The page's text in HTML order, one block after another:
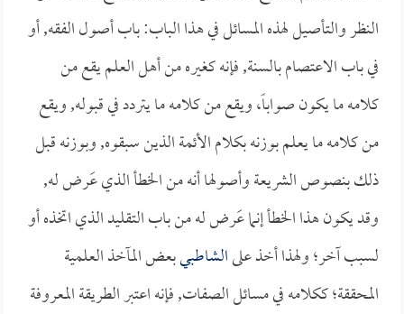
النظر والتأصيل لهذه المسائل في هذا الباب: باب أصول الفقه, أو
في باب الاعتصام بالسنة, فإنه كغيره من أهل العلم يقع من
كلامه ما يكون صواباً، ويقع من كلامه ما يتردد في قبوله, ويقع
من كلامه ما يعلم بوزنه بكلام الأئمة الذين سبقوه, وبوزنه قبل
ذلك بنصوص الشريعة وأصولها أنه من الخطأ الذي عَرض له,
وقد يكون هذا الخطأ إنما عَرض له من باب التقليد الذي اتخذه أو
لسبب آخر؛ ولهذا أخذ علىالشاطبيبعض المآخذ العلمية
المحققة؛ ككلامه في مسائل الصفات, فإنه اعتبر الطريقة المعروفة